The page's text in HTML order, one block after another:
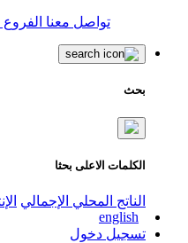
تواصل معنا الفروع
بحث
الكلمات الاعلى بحثا
الناتج المحلي الإجمالي
english
تسجيل دخول